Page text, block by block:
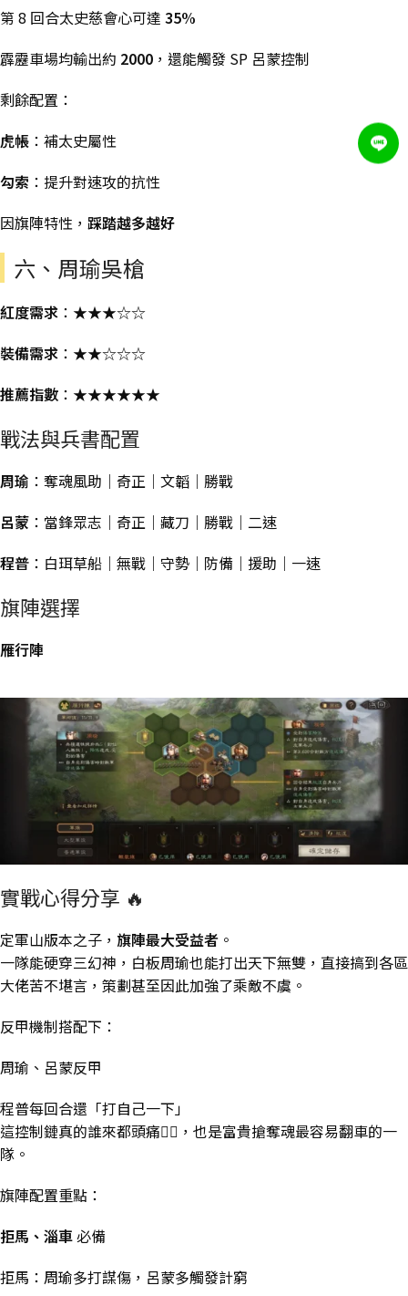
第 8 回合太史慈會心可達 35%
霹靂車場均輸出約 2000 ，還能觸發 SP 呂蒙控制
剩餘配置：
虎帳 ：補太史屬性
勾索 ：提升對速攻的抗性
因旗陣特性， 踩踏越多越好
六、周瑜吳槍
紅度需求 ：★★★☆☆
裝備需求 ：★★☆☆☆
推薦指數 ：★★★★★★
戰法與兵書配置
周瑜 ：奪魂風助｜奇正｜文韜｜勝戰
呂蒙 ：當鋒眾志｜奇正｜藏刀｜勝戰｜二速
程普 ：白珥草船｜無戰｜守勢｜防備｜援助｜一速
旗陣選擇
雁行陣
實戰心得分享 🔥
定軍山版本之子， 旗陣最大受益者 。
一隊能硬穿三幻神，白板周瑜也能打出天下無雙，直接搞到各區
大佬苦不堪言，策劃甚至因此加強了乘敵不虞。
反甲機制搭配下：
周瑜、呂蒙反甲
程普每回合還「打自己一下」
這控制鏈真的誰來都頭痛😵‍💫，也是富貴搶奪魂最容易翻車的一
隊。
旗陣配置重點：
拒馬、淄車必備
拒馬：周瑜多打謀傷，呂蒙多觸發計窮